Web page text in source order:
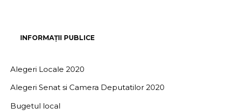
INFORMAȚII PUBLICE
Alegeri Locale 2020
Alegeri Senat si Camera Deputatilor 2020
Bugetul local